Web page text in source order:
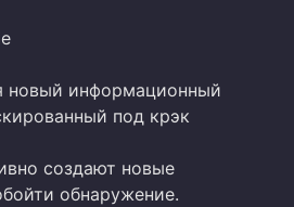
новый информационный
под крэк
создают новые
обнаружение.